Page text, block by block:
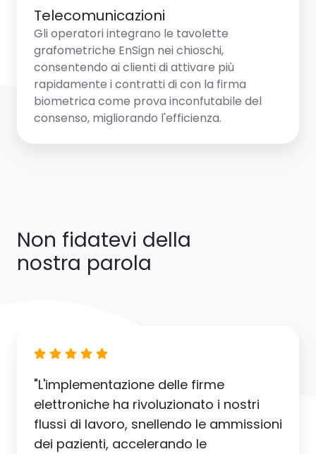
Telecomunicazioni
Gli operatori integrano le tavolette
grafometriche EnSign nei chioschi,
consentendo ai clienti di attivare più
rapidamente i contratti di con la firma
biometrica come prova inconfutabile del
consenso, migliorando l'efficienza.
Non fidatevi della
nostra parola
"L'implementazione delle firme
elettroniche ha rivoluzionato i nostri
flussi di lavoro, snellendo le ammissioni
dei pazienti, accelerando le